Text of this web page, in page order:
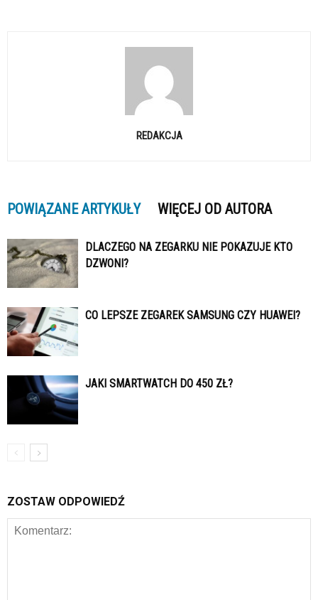
REDAKCJA
POWIĄZANE ARTYKUŁY WIĘCEJ OD AUTORA
DLACZEGO NA ZEGARKU NIE POKAZUJE KTO
DZWONI?
CO LEPSZE ZEGAREK SAMSUNG CZY HUAWEI?
JAKI SMARTWATCH DO 450 ZŁ?
ZOSTAW ODPOWIEDŹ